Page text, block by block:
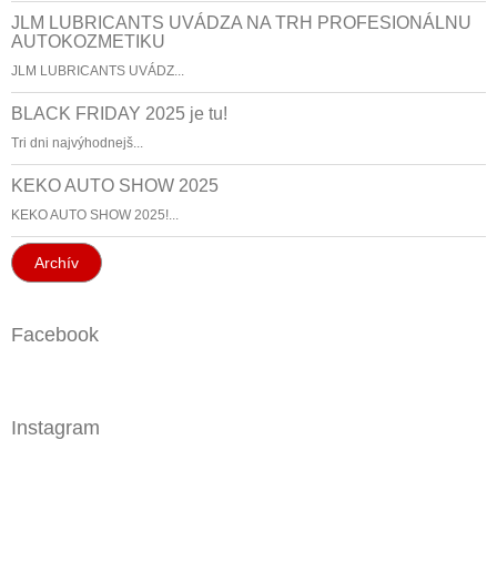
JLM LUBRICANTS UVÁDZA NA TRH PROFESIONÁLNU
AUTOKOZMETIKU
JLM LUBRICANTS UVÁDZ...
BLACK FRIDAY 2025 je tu!
Tri dni najvýhodnejš...
KEKO AUTO SHOW 2025
KEKO AUTO SHOW 2025!...
Archív
Facebook
Instagram